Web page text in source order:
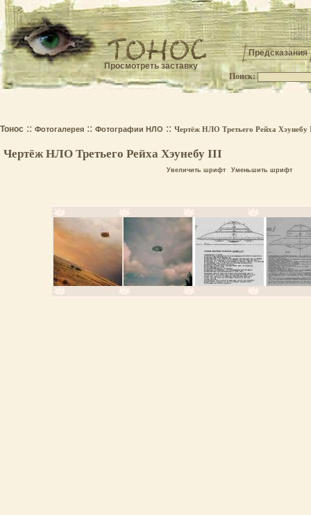
Предсказания
Поиск:
Тонос :: Фотогалерея :: Фотографии НЛО :: Чертёж НЛО Третьего Рейха Хэунебу
Чертёж НЛО Третьего Рейха Хэунебу III
Увеличить шрифт Уменьшить шрифт
Просмотреть заставку